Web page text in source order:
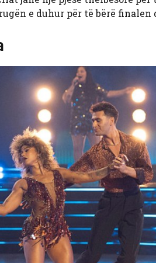
e duhur për të bërë finalen